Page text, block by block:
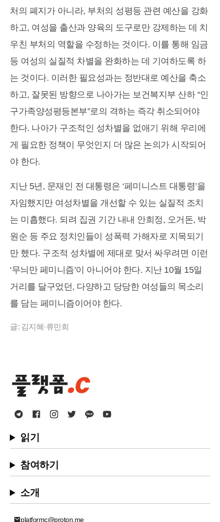
처의 폐지가 아니라, 부처의 성평등 관련 예산을 강화
하고, 여성을 출산과 양육의 도구로만 강제하는 데 치
우친 부처의 역할을 수정하는 것이다. 이를 통해 임금
등 여성의 실질적 차별을 완화하는 데 기여하도록 하
는 것이다. 이러한 필요성과는 정반대로 예산을 축소
하고, 잘못된 방향으로 나아가는 보건복지부 산하 “인
구가족양성평등본부”로의 격하는 즉각 취소되어야
한다. 나아가 구조적인 성차별을 없애기 위해 우리에
게 필요한 정책이 무엇인지 더 많은 논의가 시작되어
야 한다.
지난 5년, 문재인 전 대통령은 ‘페미니스트 대통령’을
자임했지만 여성차별을 개선할 수 있는 실질적 조치
는 미흡했다. 되려 집권 기간 내내 안희정, 오거돈, 박
원순 등 주요 정치인들이 성폭력 가해자로 지목되기
만 했다. 구조적 성차별에 제대로 맞서 싸우려면 이런
‘무늬만 페미니즘’이 아니어야 한다. 지난 10월 15일
거리를 달구었던, 다양하고 당당한 여성들의 목소리
를 담는 페미니즘이어야 한다.
글: 김지혜·류민희
읽기
참여하기
소개
platformc@proton.me